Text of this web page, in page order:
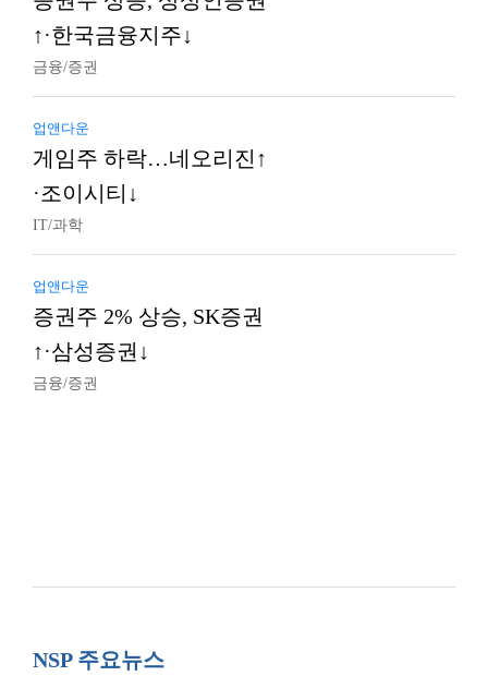
↑·한국금융지주↓
금융/증권
업앤다운
게임주 하락…네오리진↑
·조이시티↓
IT/과학
업앤다운
증권주 2% 상승, SK증권
↑·삼성증권↓
금융/증권
NSP 주요뉴스